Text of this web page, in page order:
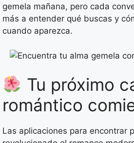
gemela mañana, pero cada
más a entender qué buscas y
cuando aparezca.
Tu próximo
romántico
Las aplicaciones para encontrar